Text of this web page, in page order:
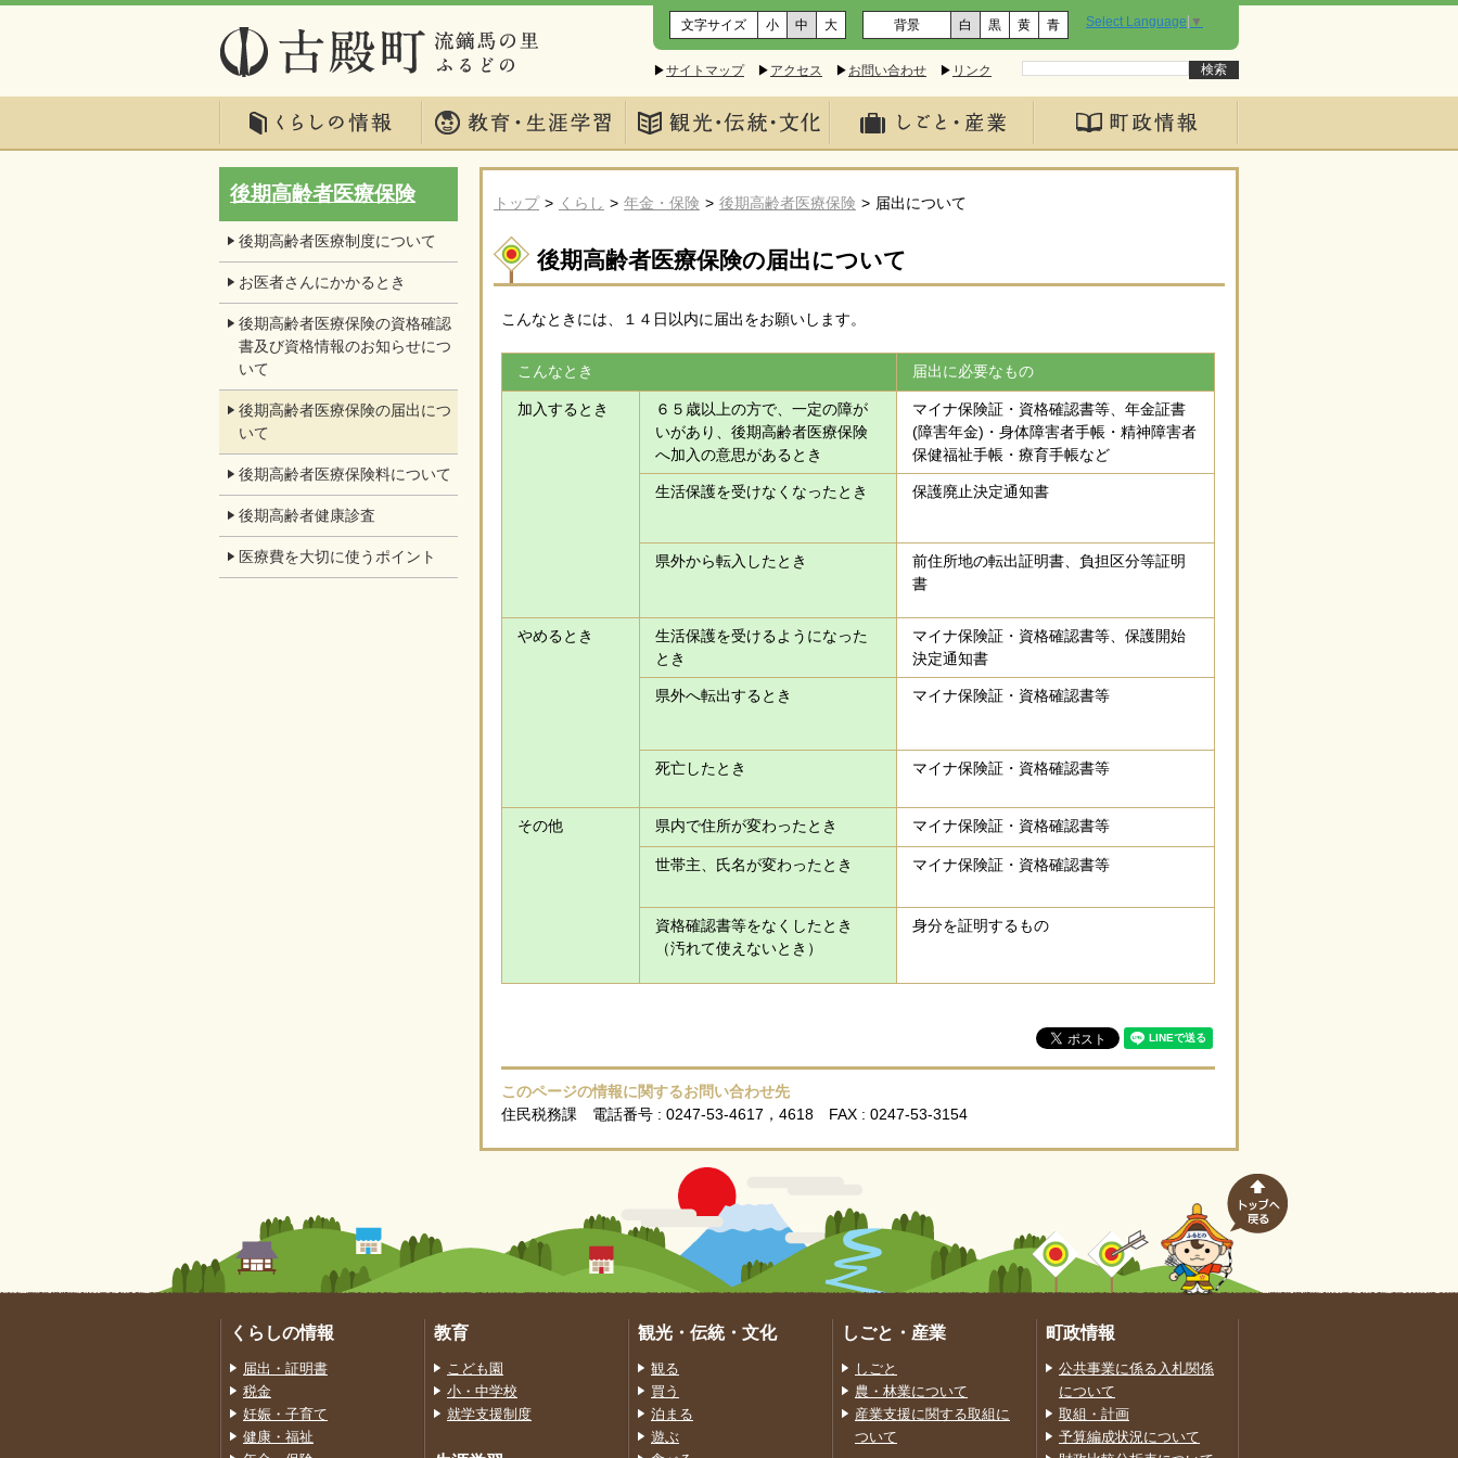
文字サイズ 小 中 大 背景 白 黒 黄 青 Select Language ▼
▶サイトマップ▶ アクセス ▶ お問い合わせ ▶ リンク
トップ くらし 年金・保険 後期高齢者医療保険 届出について
後期高齢者医療保険の届出について
こんなときには、１４日以内に届出をお願いします。
こんなとき 届出に必要なもの
加入するとき
６５歳以上の方で、一定の障が
いがあり、後期高齢者医療保険
へ加入の意思があるとき
マイナ保険証・資格確認書等、年金証書
(障害年金)・身体障害者手帳・精神障害者
保健福祉手帳・療育手帳など
生活保護を受けなくなったとき 保護廃止決定通知書
県外から転入したとき
前住所地の転出証明書、負担区分等証明
書
やめるとき
生活保護を受けるようになった
とき
マイナ保険証・資格確認書等、保護開始
決定通知書
県外へ転出するとき マイナ保険証・資格確認書等
死亡したとき マイナ保険証・資格確認書等
その他 県内で住所が変わったとき マイナ保険証・資格確認書等
世帯主、氏名が変わったとき マイナ保険証・資格確認書等
資格確認書等をなくしたとき
（汚れて使えないとき）
身分を証明するもの
このページの情報に関するお問い合わせ先
住民税務課 電話番号 : 0247-53-4617，4618 FAX : 0247-53-3154
後期高齢者医療保険
後期高齢者医療制度について
お医者さんにかかるとき
後期高齢者医療保険の資格確認
書及び資格情報のお知らせにつ
いて
後期高齢者医療保険の届出につ
いて
後期高齢者医療保険料について
後期高齢者健康診査
医療費を大切に使うポイント
くらしの情報
届出・証明書
税金
妊娠・子育て
健康・福祉
教育
こども園
小・中学校
就学支援制度
観光・伝統・文化
観る
買う
泊まる
遊ぶ
しごと・産業
しごと
農・林業について
産業支援に関する取組に
ついて
町政情報
公共事業に係る入札関係
について
取組・計画
予算編成状況について